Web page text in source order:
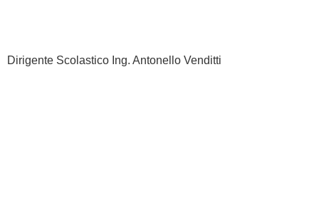
Dirigente Scolastico Ing. Antonello Venditti